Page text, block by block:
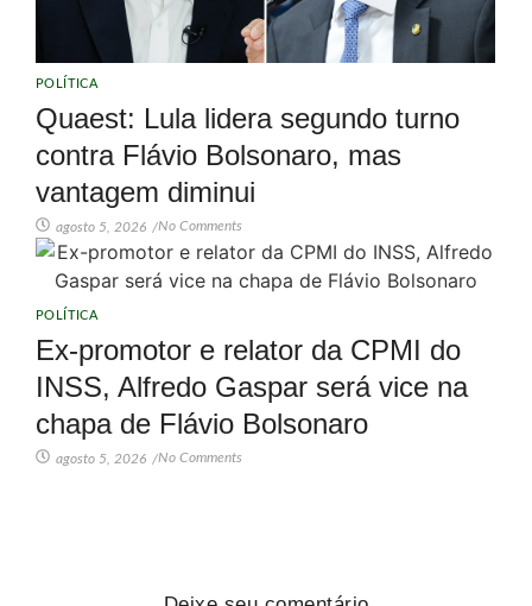
POLÍTICA
Quaest: Lula lidera segundo turno
contra Flávio Bolsonaro, mas
vantagem diminui
agosto 5, 2026 /No Comments
POLÍTICA
Ex-promotor e relator da CPMI do
INSS, Alfredo Gaspar será vice na
chapa de Flávio Bolsonaro
agosto 5, 2026 /No Comments